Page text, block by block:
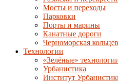
Мосты и переходы
Парковки
Порты и марины
Канатные дороги
Черноморская
Технологии
«Зелёные»
Урбанистика
Институт